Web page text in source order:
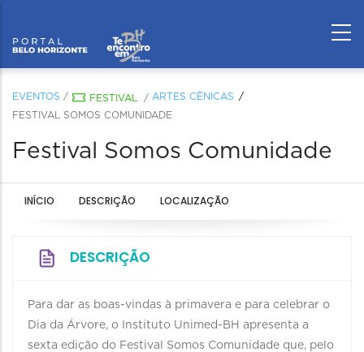
EVENTOS / FESTIVAL / ARTES CÊNICAS
FESTIVAL SOMOS COMUNIDADE
Festival Somos Comunidade
INÍCIO DESCRIÇÃO LOCALIZAÇÃO
DESCRIÇÃO
Para dar as boas-vindas à primavera e para celebrar o
Dia da Árvore, o Instituto Unimed-BH apresenta a
sexta edição do Festival Somos Comunidade que, pelo